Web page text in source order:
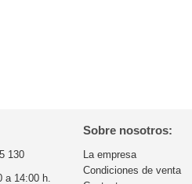
130
a 14:00 h.
Sobre nosotros:
La empresa
Condiciones de venta